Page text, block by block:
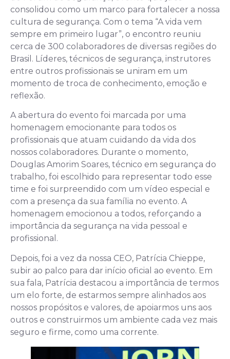
consolidou como um marco para fortalecer a nossa
cultura de segurança. Com o tema “A vida vem
sempre em primeiro lugar”, o encontro reuniu
cerca de 300 colaboradores de diversas regiões do
Brasil. Líderes, técnicos de segurança, instrutores
entre outros profissionais se uniram em um
momento de troca de conhecimento, emoção e
reflexão.
A abertura do evento foi marcada por uma
homenagem emocionante para todos os
profissionais que atuam cuidando da vida dos
nossos colaboradores. Durante o momento,
Douglas Amorim Soares, técnico em segurança do
trabalho, foi escolhido para representar todo esse
time e foi surpreendido com um vídeo especial e
com a presença da sua família no evento. A
homenagem emocionou a todos, reforçando a
importância da segurança na vida pessoal e
profissional.
Depois, foi a vez da nossa CEO, Patrícia Chieppe,
subir ao palco para dar início oficial ao evento. Em
sua fala, Patrícia destacou a importância de termos
um elo forte, de estarmos sempre alinhados aos
nossos propósitos e valores, de apoiarmos uns aos
outros e construirmos um ambiente cada vez mais
seguro e firme, como uma corrente.